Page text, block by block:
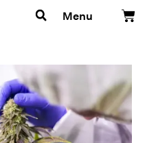
Menu